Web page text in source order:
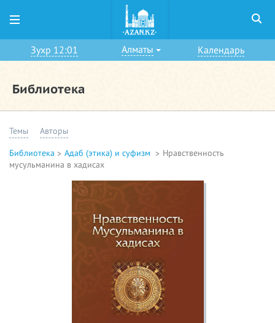
Зухр 12:01 Алматы Календарь
Библиотека
Темы Авторы
Библиотека Адаб (этика) и суфизм
Нравственность
мусульманина в хадисах